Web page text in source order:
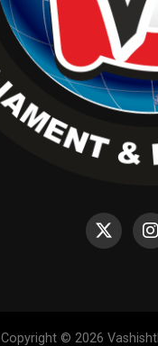
Copyright © 2026